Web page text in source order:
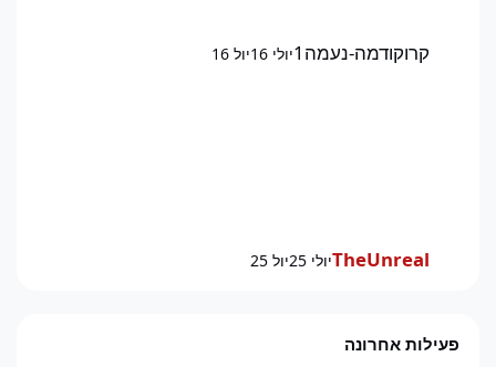
קרוקודמה-נעמה1 יולי 16 יול 16
TheUnrealיולי 25 יול 25
פעילות אחרונה